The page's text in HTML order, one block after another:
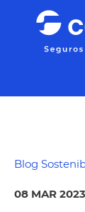
Blog
08 MAR 2023